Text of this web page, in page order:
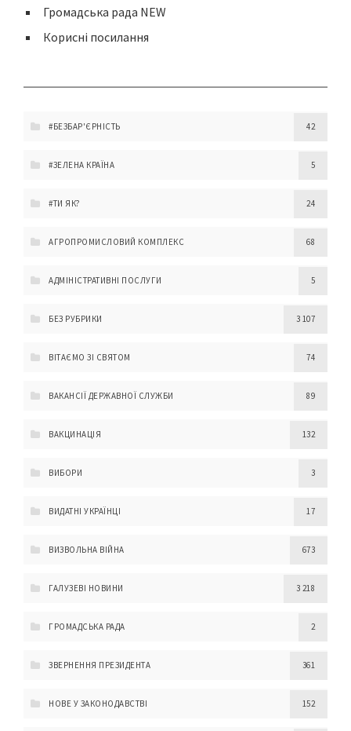
Громадська рада NEW
Корисні посилання
#БЕЗБАР'ЄРНІСТЬ 42
#ЗЕЛЕНА КРАЇНА 5
#ТИ ЯК? 24
АГРОПРОМИСЛОВИЙ КОМПЛЕКС 68
АДМІНІСТРАТИВНІ ПОСЛУГИ 5
БЕЗ РУБРИКИ 3 107
ВІТАЄМО ЗІ СВЯТОМ 74
ВАКАНСІЇ ДЕРЖАВНОЇ СЛУЖБИ 89
ВАКЦИНАЦІЯ 132
ВИБОРИ 3
ВИДАТНІ УКРАЇНЦІ 17
ВИЗВОЛЬНА ВІЙНА 673
ГАЛУЗЕВІ НОВИНИ 3 218
ГРОМАДСЬКА РАДА 2
ЗВЕРНЕННЯ ПРЕЗИДЕНТА 361
НОВЕ У ЗАКОНОДАВСТВІ 152